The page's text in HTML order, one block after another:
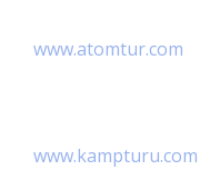
www.atomtur.com
www.kampturu.com